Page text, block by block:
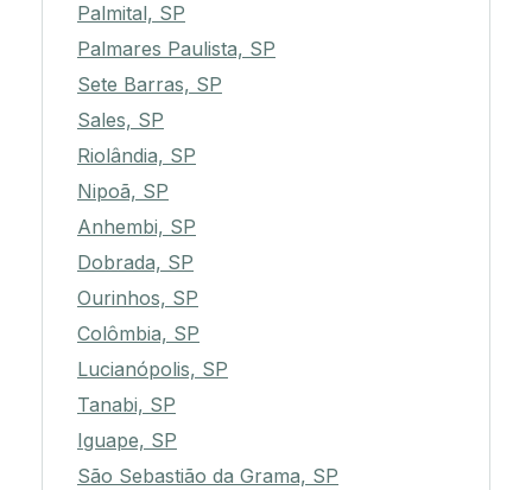
Palmital, SP
Palmares Paulista, SP
Sete Barras, SP
Sales, SP
Riolândia, SP
Nipoã, SP
Anhembi, SP
Dobrada, SP
Ourinhos, SP
Colômbia, SP
Lucianópolis, SP
Tanabi, SP
Iguape, SP
São Sebastião da Grama, SP